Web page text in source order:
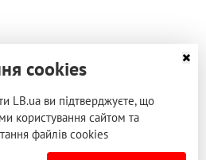
cookies
LB.ua ви підтверджуєте, що
користування сайтом та
файлів cookies